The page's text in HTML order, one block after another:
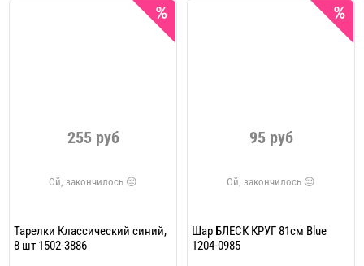
255 руб
Тарелки Классический синий,
8 шт 1502-3886
95 руб
Шар БЛЕСК КРУГ 81см Blue
1204-0985